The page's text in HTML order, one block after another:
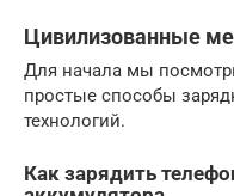
Цивилизованные
Для начала мы
простые способы
технологий.
Как зарядить